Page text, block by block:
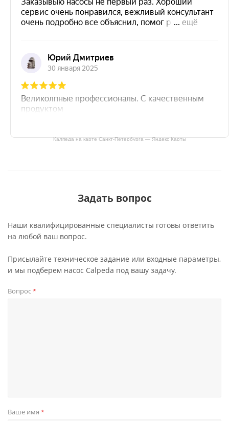
Калпеда на карте Санкт‑Петербурга — Яндекс Карты
Задать вопрос
Наши квалифицированные специалисты готовы ответить
на любой ваш вопрос.
Присылайте техническое задание или входные параметры,
и мы подберем насос Calpeda под вашу задачу.
Вопрос*
Ваше имя *